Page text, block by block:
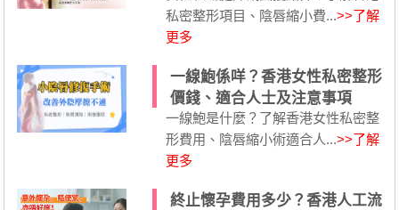
私密整形項目、陰唇縮小費...>>了解
更多
一線鮑係咩？香港女性私密整形
價錢、適合人士及注意事項
一線鮑是什麼？了解香港女性私密整
形費用、陰唇縮小術適合人...>>了解
更多
終止懷孕費用多少？香港人工流